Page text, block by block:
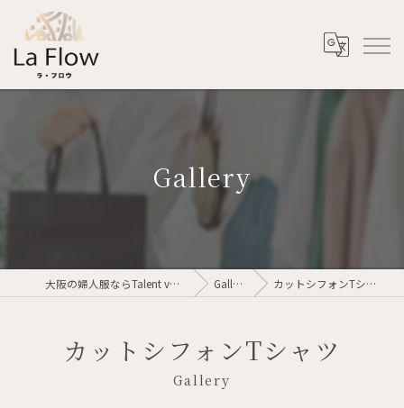
Gallery
大阪の婦人服ならTalent voler Gallery カットシフォンTシャツ
Gallery
カットシフォンTシャツ